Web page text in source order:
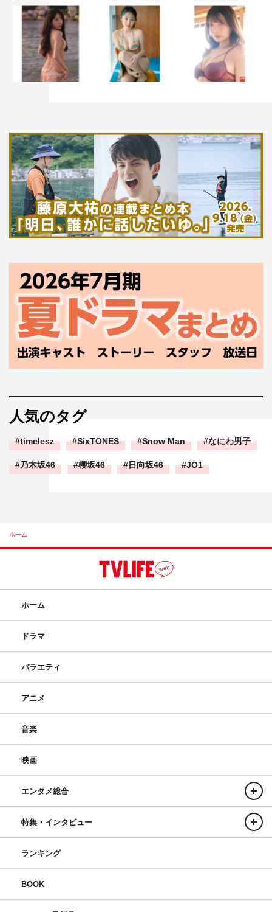
人気のタグ
timelesz SixTONES Snow Man なにわ男子
乃木坂46 櫻坂46 日向坂46 JO1
ホーム
ホーム
ドラマ
バラエティ
アニメ
音楽
映画
エンタメ総合
特集・インタビュー
ランキング
BOOK